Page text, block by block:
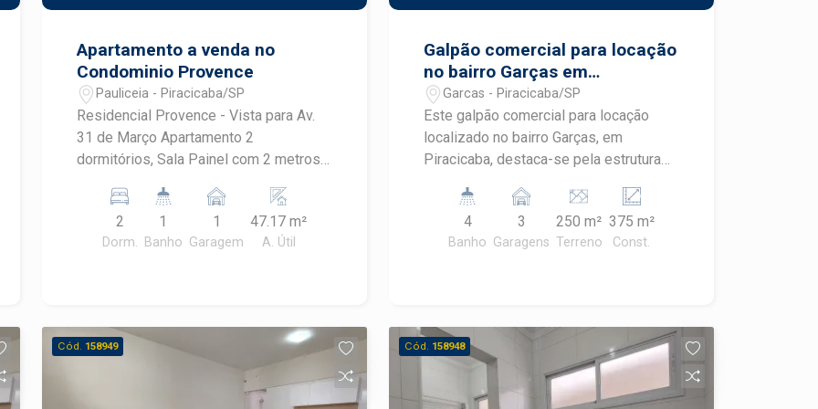
Piracicaba. Agende sua visita.
visita.
Apartamento a venda no
Condominio Provence
Pauliceia - Piracicaba/SP
Residencial Provence - Vista para Av.
31 de Março Apartamento 2
dormitórios, Sala Painel com 2 metros,
condicionado, lustre Cozinha com
cooktop, forno brastemp, armários ,
Banheiro social e lavabo (pia auxiliar ao
com espelho e sapateira Cama Bau
(embutida) Ar condicionado
Apartamento com aquecimento do
2
Dorm.
1
Banho
1
Garagem
47.17 m²
A. Útil
Galpão comercial para locação
no bairro Garças em
Piracicaba
Garcas - Piracicaba/SP
Este galpão comercial para locação
localizado no bairro Garças, em
Piracicaba, destaca-se pela estrutura
ambientes e localização estratégica
entre os bairros Garças e Jardim São
Francisco. Com energia trifásica, piso
versatilidade. CARACTERÍSTICAS DO
IMÓVEL - Terreno com 250 m² - Área
construída de 375 m² distribuída em
dois pavimentos - Pavimento térreo
4
Banho
3
Garagens
250 m²
Terreno
375 m²
Const.
Cód. 158949 Cód. 158948